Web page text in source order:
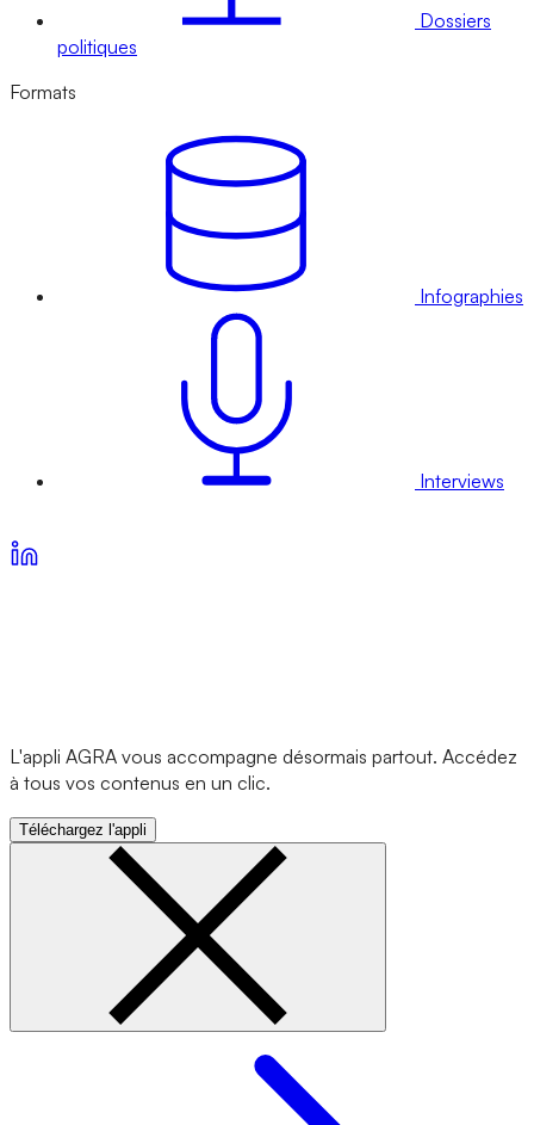
Dossiers
politiques
Formats
Infographies
Interviews
L'appli AGRA vous accompagne désormais partout. Accédez
à tous vos contenus en un clic.
Téléchargez l'appli